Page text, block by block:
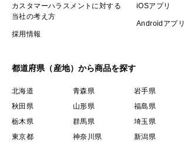
カスタマーハラスメントに対する
当社の考え方
採用情報
iOSアプリ
Androidアプリ
都道府県（産地）から商品を探す
北海道 青森県 岩手県
秋田県
山形県 福島県
栃木県
群馬県 埼玉県
東京都
神奈川県 新潟県